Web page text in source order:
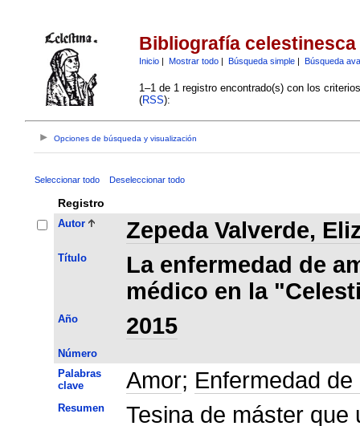
Bibliografía celestinesca
Inicio| Mostrar todo| Búsqueda simple| Búsqueda
1–1 de 1 registro encontrado(s) con los
(RSS):
Opciones de búsqueda y visualización
Seleccionar todo Deseleccionar todo
Registro
Autor Zepeda Valverde,
Título
La enfermedad de
médico en la
Año 2015
Número
Palabras
clave
Amor; Enfermedad de
Resumen
Tesina de máster que